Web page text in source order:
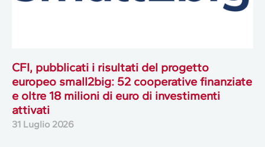
CFI, pubblicati i risultati del progetto
europeo small2big: 52 cooperative finanziate
e oltre 18 milioni di euro di investimenti
attivati
31 Luglio 2026